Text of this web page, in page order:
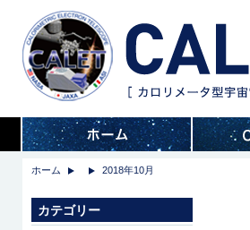
ホーム 2018年10月
カテゴリー